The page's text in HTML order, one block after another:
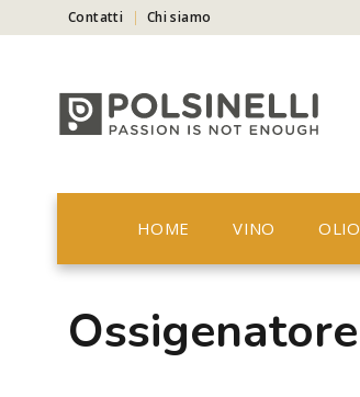
Contatti Chi siamo
HOME VINO OLIO
Ossigenatore